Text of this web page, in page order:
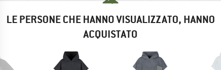
LE PERSONE CHE HANNO VISUALIZZATO, HANNO
ACQUISTATO